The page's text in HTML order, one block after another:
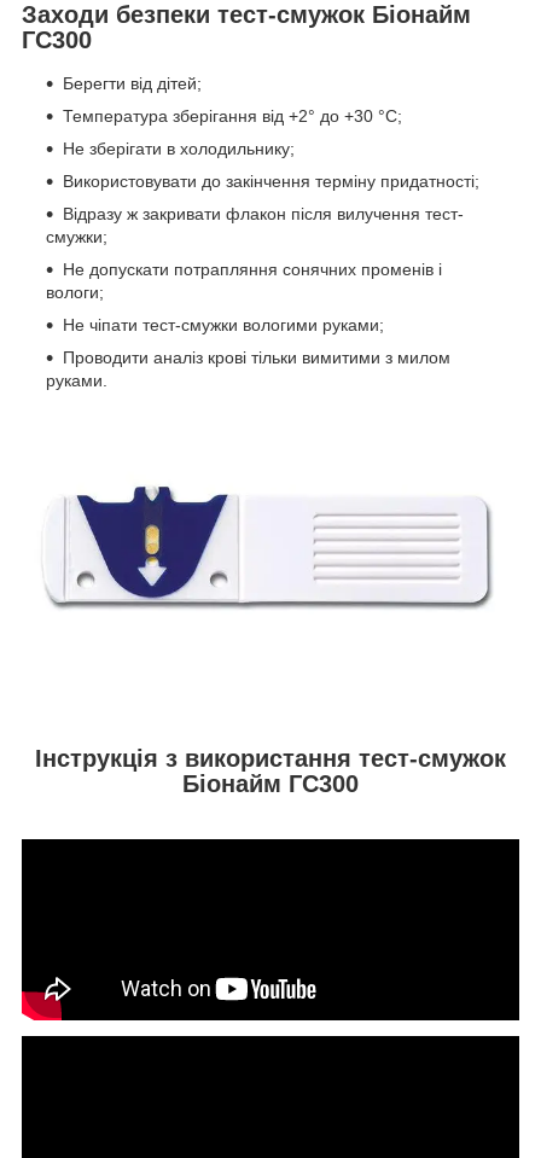
Заходи безпеки тест-смужок Біонайм
ГС300
Берегти від дітей;
Температура зберігання від +2° до +30 °C;
Не зберігати в холодильнику;
Використовувати до закінчення терміну придатності;
Відразу ж закривати флакон після вилучення тест-
смужки;
Не допускати потрапляння сонячних променів і
вологи;
Не чіпати тест-смужки вологими руками;
Проводити аналіз крові тільки вимитими з милом
руками.
Інструкція з використання тест-смужок
Біонайм ГС300